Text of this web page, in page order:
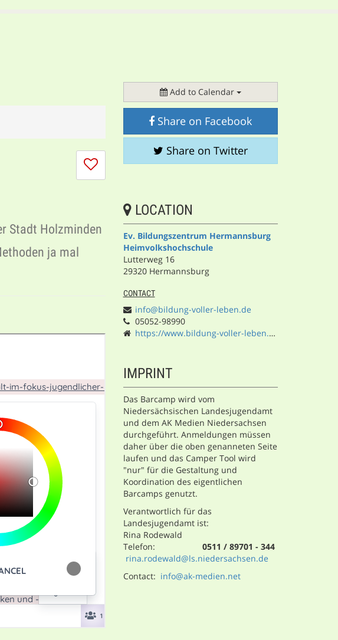
I
don't
session
Stadt Holzminden
ja mal
Add to Calendar
Share on Facebook
Share on Twitter
LOCATION
Ev. Bildungszentrum Hermannsburg
Heimvolkshochschule
Lutterweg 16
29320 Hermannsburg
CONTACT
info@bildung-voller-leben.de
05052-98990
https://www.bildung-voller-leben.de/
IMPRINT
Das Barcamp wird vom
Niedersächsischen Landesjugendamt
und dem AK Medien Niedersachsen
durchgeführt. Anmeldungen müssen
daher über die oben genanneten Seite
laufen und das Camper Tool wird
"nur" für die Gestaltung und
Koordination des eigentlichen
Barcamps genutzt.
Verantwortlich für das
Landesjugendamt ist:
Rina Rodewald
Telefon: 0511 / 89701 - 344
rina.rodewald@ls.niedersachsen.de
Contact: info@ak-medien.net